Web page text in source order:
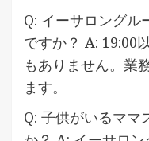
Q: イーサロングル
ですか？ A: 19:00
もありません。業
ます。
Q: 子供がいるママ